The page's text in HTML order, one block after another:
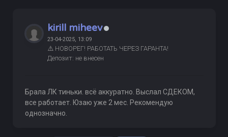
kirill miheev
23-04-2025, 13:09
⚠️ НОВОРЕГ! РАБОТАТЬ ЧЕРЕЗ ГАРАНТА!
Депозит: не внесен
Брала ЛК тиньки. всё аккуратно. Выслал СДЕКОМ,
все работает. Юзаю уже 2 мес. Рекомендую
однозначно.